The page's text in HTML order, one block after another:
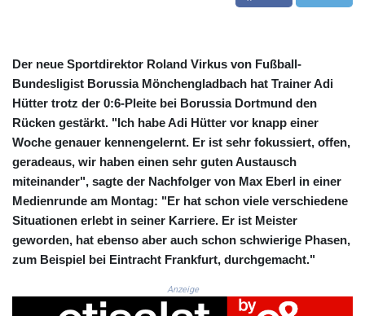
CRC 524.099988
CVE 110.809379
DJF 204.817306
DKK 7.476217
DOP 67.193733
DZD 153.365094
EGP 57.264782
ERN 17.287064
ETB 185.968128
FJD 2.552089
FKP 0.856077
GBP 0.85641
GGP 0.856077
GHS 13.524239
Der neue Sportdirektor Roland Virkus von Fußball-
Bundesligist Borussia Mönchengladbach hat Trainer Adi
Hütter trotz der 0:6-Pleite bei Borussia Dortmund den
Rücken gestärkt. "Ich habe Adi Hütter vor knapp einer
Woche genauer kennengelernt. Er ist sehr fokussiert, offen,
geradeaus, wir haben einen sehr guten Austausch
miteinander", sagte der Nachfolger von Max Eberl in einer
Medienrunde am Montag: "Er hat schon viele verschiedene
Situationen erlebt in seiner Karriere. Er ist Meister
geworden, hat ebenso aber auch schon schwierige Phasen,
zum Beispiel bei Eintracht Frankfurt, durchgemacht."
Anzeige